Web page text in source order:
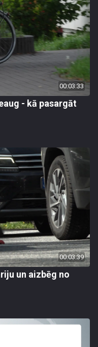
00:03:33
- kā pasargāt
00:03:39
un aizbēg no